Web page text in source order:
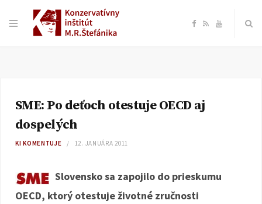
F
e
o
R Y
SME: Po deťoch otestuje OECD aj
dospelých
KI KOMENTUJE 12. JANUÁRA 2011
Slovensko sa zapojilo do prieskumu
OECD, ktorý otestuje životné zručnosti